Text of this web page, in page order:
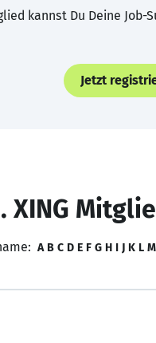
kannst Du Deine Job-
Jetzt
XING
A B C D E F G H I J K L M